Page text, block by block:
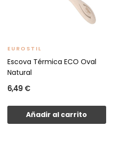
EUROSTIL
Escova Térmica ECO Oval
Natural
6,49 €
Añadir al carrito